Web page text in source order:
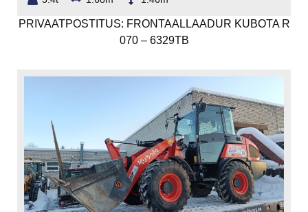
PRIVAATPOSTITUS: FRONTAALLAADUR KUBOTA R
070 – 6329TB